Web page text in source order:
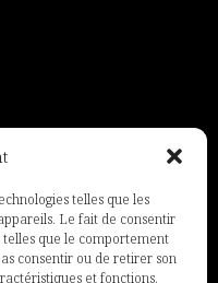
telles que les
Le fait de consentir
que le comportement
consentir ou de retirer son
et fonctions.